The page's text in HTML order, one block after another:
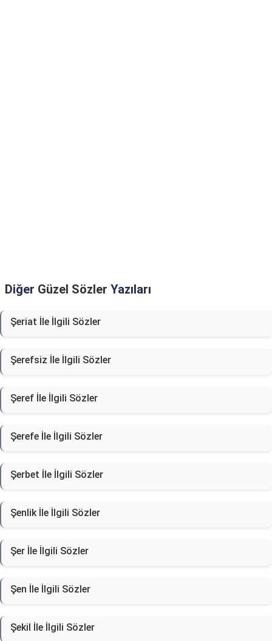
Diğer Güzel Sözler Yazıları
Şeriat İle İlgili Sözler
Şerefsiz İle İlgili Sözler
Şeref İle İlgili Sözler
Şerefe İle İlgili Sözler
Şerbet İle İlgili Sözler
Şenlik İle İlgili Sözler
Şer İle İlgili Sözler
Şen İle İlgili Sözler
Şekil İle İlgili Sözler